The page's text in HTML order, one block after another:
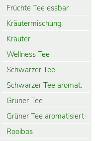
Früchte Tee essbar
Kräutermischung
Kräuter
Wellness Tee
Schwarzer Tee
Schwarzer Tee aromat.
Grüner Tee
Grüner Tee aromatisiert
Rooibos